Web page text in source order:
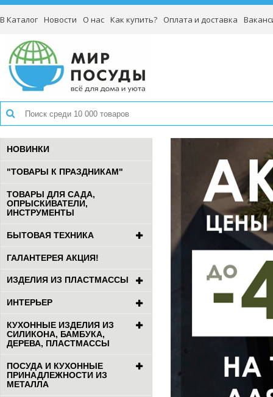
В Каталог Новости О нас Как купить? Оплата и доставка
НОВИНКИ
"ТОВАРЫ К ПРАЗДНИКАМ"
ТОВАРЫ ДЛЯ САДА,
ОПРЫСКИВАТЕЛИ,
ИНСТРУМЕНТЫ
БЫТОВАЯ ТЕХНИКА
ГАЛАНТЕРЕЯ АКЦИЯ!
ИЗДЕЛИЯ ИЗ ПЛАСТМАССЫ
ИНТЕРЬЕР
КУХОННЫЕ ИЗДЕЛИЯ ИЗ
СИЛИКОНА, БАМБУКА,
ДЕРЕВА, ПЛАСТМАССЫ
ПОСУДА И КУХОННЫЕ
ПРИНАДЛЕЖНОСТИ ИЗ
МЕТАЛЛА